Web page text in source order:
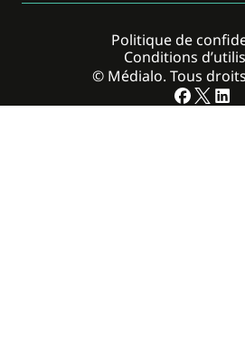
© Médialo. Tous
Politique de
Conditions